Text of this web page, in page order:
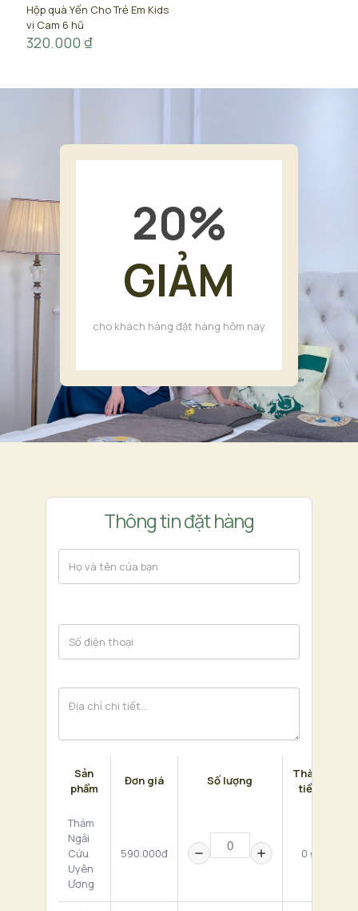
Hộp quà Yến Cho Trẻ Em Kids
vị Cam 6 hũ
320.000 ₫
20%
GIẢM
cho khách hàng đặt hàng hôm nay
Thông tin đặt hàng
Sản
phẩm
Đơn giá Số lượng
Thành
tiền
Thảm
Ngải
Cứu
Uyên
Ương
590.000đ 0 ₫